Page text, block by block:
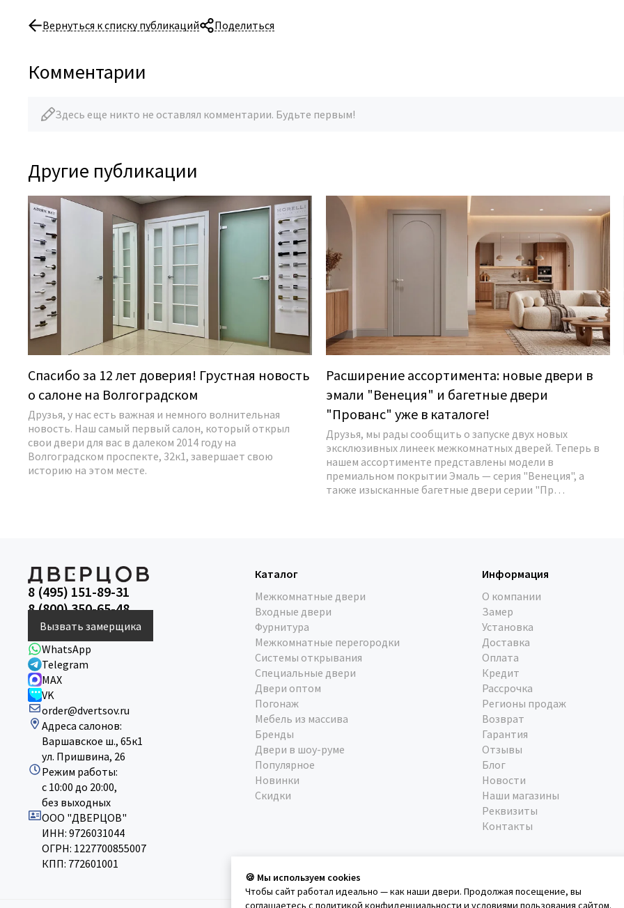
Вернуться к списку публикаций Поделиться
Комментарии
Здесь еще никто не оставлял комментарии. Будьте первым!
Другие публикации
14 Июля 2026
Спасибо за 12 лет доверия! Грустная новость
о салоне на Волгоградском
Друзья, у нас есть важная и немного волнительная
новость. Наш самый первый салон, который открыл
свои двери для вас в далеком 2014 году на
Волгоградском проспекте, 32к1, завершает свою
историю на этом месте.
25 Февраля 2026
Расширение ассортимента: новые двери в
эмали "Венеция" и багетные двери
"Прованс" уже в каталоге!
Друзья, мы рады сообщить о запуске двух новых
эксклюзивных линеек межкомнатных дверей. Теперь в
нашем ассортименте представлены модели в
премиальном покрытии Эмаль — серия "Венеция", а
также изысканные багетные двери серии "Пр…
8 (495) 151-89-31
8 (800) 350-65-48
Вызвать замерщика
WhatsApp
Telegram
MAX
VK
order@dvertsov.ru
Адреса салонов:
Варшавское ш., 65к1
ул. Пришвина, 26
Режим работы:
с 10:00 до 20:00,
без выходных
ООО "ДВЕРЦОВ"
ИНН: 9726031044
ОГРН: 1227700855007
КПП: 772601001
Каталог
Межкомнатные двери
Входные двери
Фурнитура
Межкомнатные перегородки
Системы открывания
Специальные двери
Двери оптом
Погонаж
Мебель из массива
Бренды
Двери в шоу-руме
Популярное
Новинки
Скидки
Информация
О компании
Замер
Установка
Доставка
Оплата
Кредит
Рассрочка
Регионы продаж
Возврат
Гарантия
Отзывы
Блог
Новости
Наши магазины
Реквизиты
Контакты
🍪 Мы используем cookies
Чтобы сайт работал идеально — как наши двери. Продолжая посещение, вы
соглашаетесь с политикой конфиденциальности и условиями пользования сайтом.